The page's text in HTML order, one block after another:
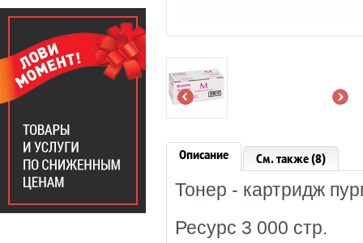
Описание См. также (8)
Тонер - картридж
Ресурс 3 000 стр.